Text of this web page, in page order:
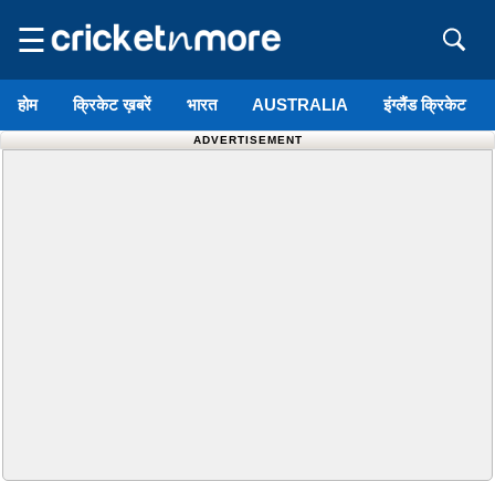
☰
होम क्रिकेट ख़बरें भारत AUSTRALIA इंग्लैंड क्रिकेट
ADVERTISEMENT